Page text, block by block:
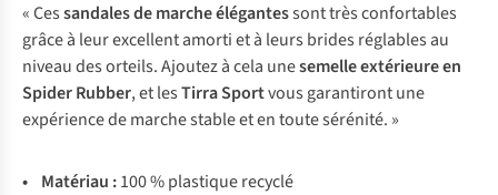
« Cessandales de marche élégantessont très confortables
grâce à leur excellent amorti et à leurs brides réglables au
niveau des orteils. Ajoutez à cela unesemelle extérieure en
Spider Rubber, et lesTirra Sportvous garantiront une
expérience de marche stable et en toute sérénité. »
• Matériau :100 % plastique recyclé